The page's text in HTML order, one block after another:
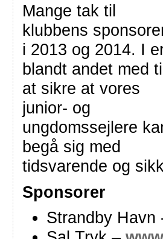
Mange tak til
klubbens
i 2013 og 2014. I
blandt andet med
at sikre at vores
junior- og
ungdomssejlere
begå sig med
tidsvarende og
Sponsorer
Strandby Havn